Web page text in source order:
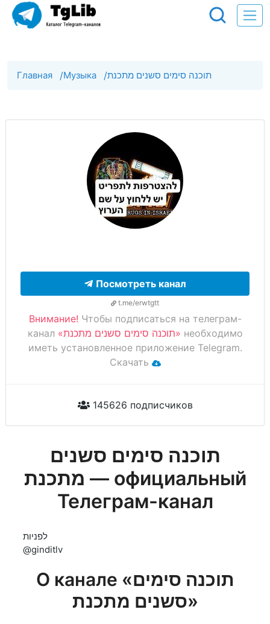
Главная /Музыка /תוכנה סימים סשנים מתכנת
Посмотреть канал
t.me/erwtgtt
Внимание! Чтобы подписаться на телеграм-
канал
«תוכנה סימים סשנים מתכנת» необходимо
иметь установленное приложение Telegram.
Скачать
145626 подписчиков
תוכנה סימים סשנים
מתכנת — официальный
Телеграм-канал
לפניות
@ginditlv
О канале «תוכנה סימים
סשנים מתכנת»